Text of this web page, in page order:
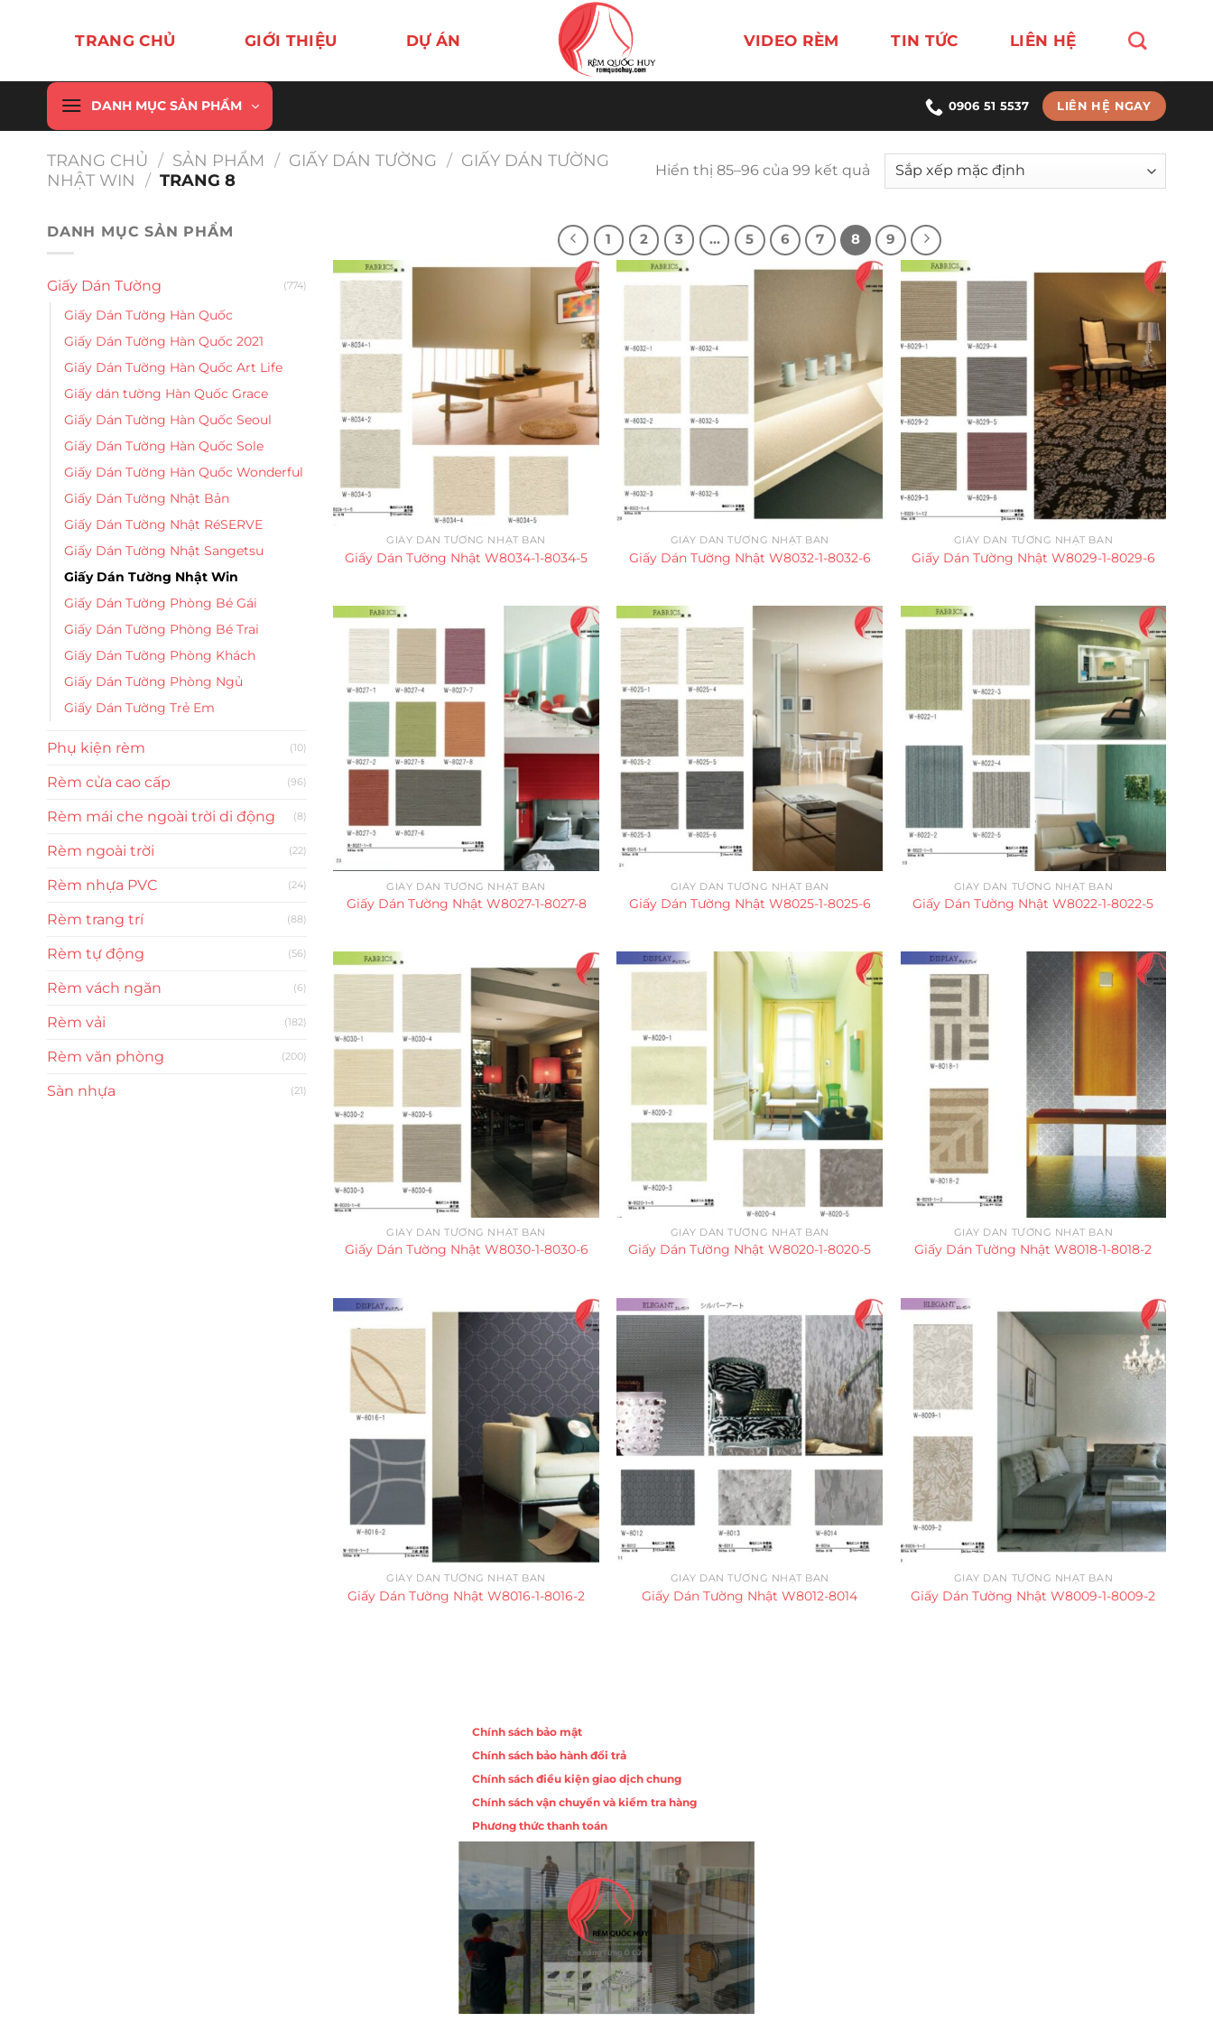
dung
TRANG CHỦ GIỚI THIỆU DỰ ÁN VIDEO RÈM TIN TỨC LIÊN HỆ
DANH MỤC SẢN PHẨM 0906 51 5537 LIÊN HỆ NGAY
TRANG CHỦ / SẢN PHẨM / GIẤY DÁN TƯỜNG / GIẤY DÁN TƯỜNG
NHẬT WIN / TRANG 8
Hiển thị 85–96 của 99 kết quả
DANH MỤC SẢN PHẨM
Giấy Dán Tường (774)
Giấy Dán Tường Hàn Quốc
Giấy Dán Tường Hàn Quốc 2021
Giấy Dán Tường Hàn Quốc Art Life
Giấy dán tường Hàn Quốc Grace
Giấy Dán Tường Hàn Quốc Seoul
Giấy Dán Tường Hàn Quốc Sole
Giấy Dán Tường Hàn Quốc Wonderful
Giấy Dán Tường Nhật Bản
Giấy Dán Tường Nhật RéSERVE
Giấy Dán Tường Nhật Sangetsu
Giấy Dán Tường Nhật Win
Giấy Dán Tường Phòng Bé Gái
Giấy Dán Tường Phòng Bé Trai
Giấy Dán Tường Phòng Khách
Giấy Dán Tường Phòng Ngủ
Giấy Dán Tường Trẻ Em
Phụ kiện rèm (10)
Rèm cửa cao cấp (96)
Rèm mái che ngoài trời di động (8)
Rèm ngoài trời (22)
Rèm nhựa PVC (24)
Rèm trang trí (88)
Rèm tự động (56)
Rèm vách ngăn (6)
Rèm vải (182)
Rèm văn phòng (200)
Sàn nhựa (21)
GIẤY DÁN TƯỜNG NHẬT BẢN
Giấy Dán Tường Nhật W8034-1-8034-5
GIẤY DÁN TƯỜNG NHẬT BẢN
Giấy Dán Tường Nhật W8032-1-8032-6
GIẤY DÁN TƯỜNG NHẬT BẢN
Giấy Dán Tường Nhật W8029-1-8029-6
GIẤY DÁN TƯỜNG NHẬT BẢN
Giấy Dán Tường Nhật W8027-1-8027-8
GIẤY DÁN TƯỜNG NHẬT BẢN
Giấy Dán Tường Nhật W8025-1-8025-6
GIẤY DÁN TƯỜNG NHẬT BẢN
Giấy Dán Tường Nhật W8022-1-8022-5
GIẤY DÁN TƯỜNG NHẬT BẢN
Giấy Dán Tường Nhật W8030-1-8030-6
GIẤY DÁN TƯỜNG NHẬT BẢN
Giấy Dán Tường Nhật W8020-1-8020-5
GIẤY DÁN TƯỜNG NHẬT BẢN
Giấy Dán Tường Nhật W8018-1-8018-2
GIẤY DÁN TƯỜNG NHẬT BẢN
Giấy Dán Tường Nhật W8016-1-8016-2
GIẤY DÁN TƯỜNG NHẬT BẢN
Giấy Dán Tường Nhật W8012-8014
GIẤY DÁN TƯỜNG NHẬT BẢN
Giấy Dán Tường Nhật W8009-1-8009-2
1 2 3 … 5 6 7 8 9
Chính sách bảo mật
Chính sách bảo hành đổi trả
Chính sách điều kiện giao dịch chung
Chính sách vận chuyển và kiểm tra hàng
Phương thức thanh toán